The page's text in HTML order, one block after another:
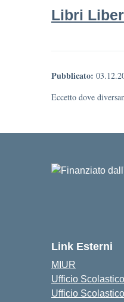
Libri
Pubblicato:
Eccetto dove
Link Esterni
MIUR
Ufficio
Ufficio